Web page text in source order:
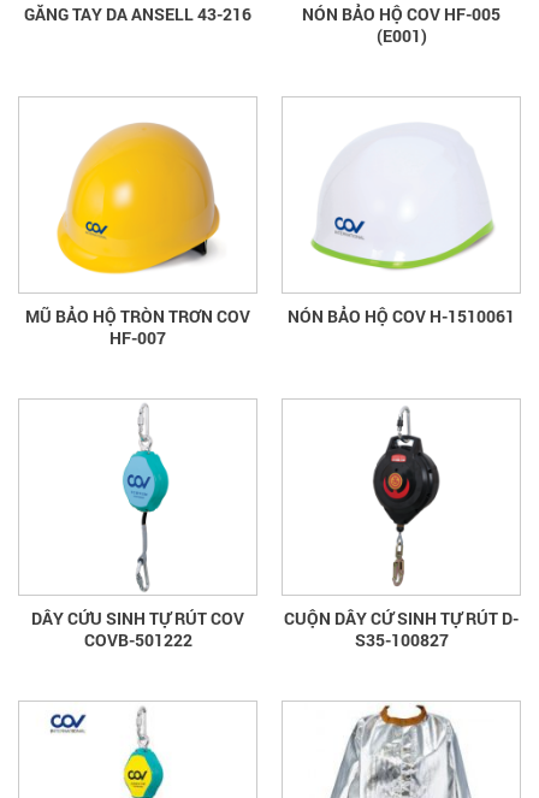
GĂNG TAY DA ANSELL 43-216
NÓN BẢO HỘ COV HF-005
(E001)
MŨ BẢO HỘ TRÒN TRƠN COV
HF-007
NÓN BẢO HỘ COV H-1510061
DÂY CỨU SINH TỰ RÚT COV
COVB-501222
CUỘN DÂY CỨ SINH TỰ RÚT D-
S35-100827